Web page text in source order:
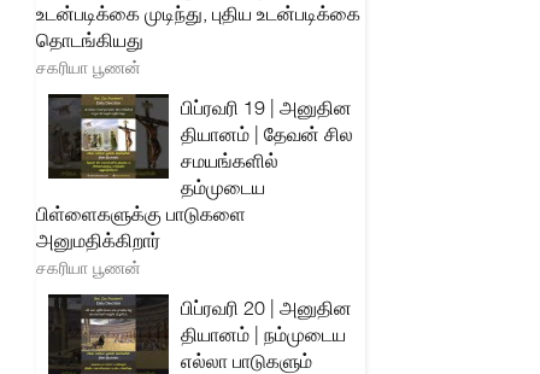
உடன்படிக்கை முடிந்து, புதிய உடன்படிக்கை
தொடங்கியது
சகரியா பூணன்
பிப்ரவரி 19 | அனுதின
தியானம் | தேவன் சில
சமயங்களில்
தம்முடைய
பிள்ளைகளுக்கு பாடுகளை
அனுமதிக்கிறார்
சகரியா பூணன்
பிப்ரவரி 20 | அனுதின
தியானம் | நம்முடைய
எல்லா பாடுகளும்